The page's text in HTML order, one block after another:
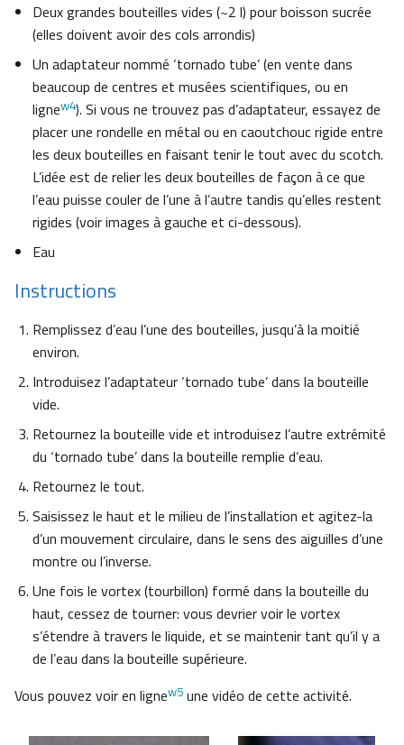
Deux grandes bouteilles vides (~2 l) pour boisson sucrée
(elles doivent avoir des cols arrondis)
Un adaptateur nommé ‘tornado tube’ (en vente dans
beaucoup de centres et musées scientifiques, ou en
lignew4). Si vous ne trouvez pas d’adaptateur, essayez de
placer une rondelle en métal ou en caoutchouc rigide entre
les deux bouteilles en faisant tenir le tout avec du scotch.
L’idée est de relier les deux bouteilles de façon à ce que
l’eau puisse couler de l’une à l’autre tandis qu’elles restent
rigides (voir images à gauche et ci-dessous).
Eau
Instructions
Remplissez d’eau l’une des bouteilles, jusqu’à la moitié
environ.
Introduisez l’adaptateur ‘tornado tube’ dans la bouteille
vide.
Retournez la bouteille vide et introduisez l’autre extrémité
du ‘tornado tube’ dans la bouteille remplie d’eau.
Retournez le tout.
Saisissez le haut et le milieu de l’installation et agitez-la
d’un mouvement circulaire, dans le sens des aiguilles d’une
montre ou l’inverse.
Une fois le vortex (tourbillon) formé dans la bouteille du
haut, cessez de tourner: vous devrier voir le vortex
s’étendre à travers le liquide, et se maintenir tant qu’il y a
de l’eau dans la bouteille supérieure.
Vous pouvez voir en lignew5 une vidéo de cette activité.